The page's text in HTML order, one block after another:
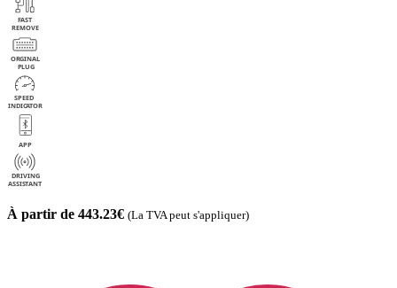
À partir de 443.23€ (La TVA peut s'appliquer)